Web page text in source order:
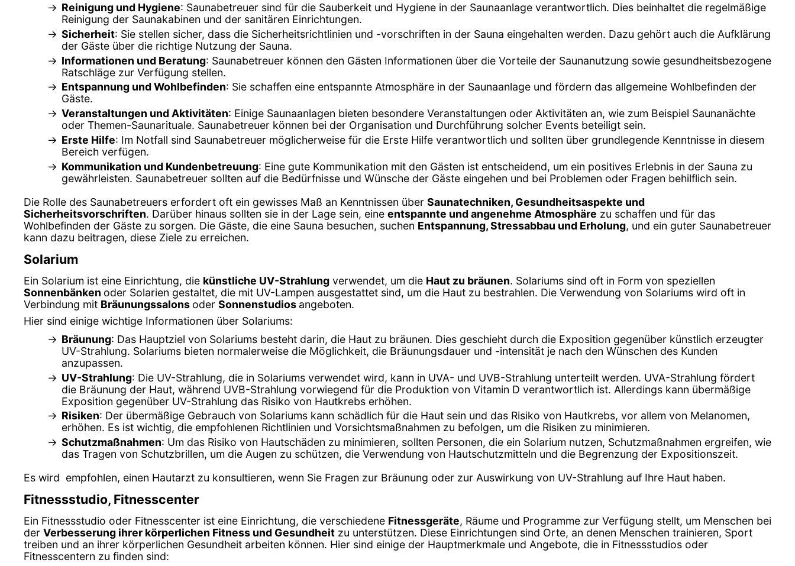
Reinigung und Hygiene: Saunabetreuer sind für die Sauberkeit und Hygiene in der Saunaanlage verantwortlich. Dies beinhaltet die regelmäßige
Reinigung der Saunakabinen und der sanitären Einrichtungen.
Sicherheit: Sie stellen sicher, dass die Sicherheitsrichtlinien und -vorschriften in der Sauna eingehalten werden. Dazu gehört auch die Aufklärung
der Gäste über die richtige Nutzung der Sauna.
Informationen und Beratung: Saunabetreuer können den Gästen Informationen über die Vorteile der Saunanutzung sowie gesundheitsbezogene
Ratschläge zur Verfügung stellen.
Entspannung und Wohlbefinden: Sie schaffen eine entspannte Atmosphäre in der Saunaanlage und fördern das allgemeine Wohlbefinden der
Gäste.
Veranstaltungen und Aktivitäten: Einige Saunaanlagen bieten besondere Veranstaltungen oder Aktivitäten an, wie zum Beispiel Saunanächte
oder Themen-Saunarituale. Saunabetreuer können bei der Organisation und Durchführung solcher Events beteiligt sein.
Erste Hilfe: Im Notfall sind Saunabetreuer möglicherweise für die Erste Hilfe verantwortlich und sollten über grundlegende Kenntnisse in diesem
Bereich verfügen.
Kommunikation und Kundenbetreuung: Eine gute Kommunikation mit den Gästen ist entscheidend, um ein positives Erlebnis in der Sauna zu
gewährleisten. Saunabetreuer sollten auf die Bedürfnisse und Wünsche der Gäste eingehen und bei Problemen oder Fragen behilflich sein.
Die Rolle des Saunabetreuers erfordert oft ein gewisses Maß an Kenntnissen über Saunatechniken, Gesundheitsaspekte und
Sicherheitsvorschriften. Darüber hinaus sollten sie in der Lage sein, eine entspannte und angenehme Atmosphäre zu schaffen und für das
Wohlbefinden der Gäste zu sorgen. Die Gäste, die eine Sauna besuchen, suchen Entspannung, Stressabbau und Erholung, und ein guter Saunabetreuer
kann dazu beitragen, diese Ziele zu erreichen.
Solarium
Ein Solarium ist eine Einrichtung, die künstliche UV-Strahlung verwendet, um die Haut zu bräunen. Solariums sind oft in Form von speziellen
Sonnenbänken oder Solarien gestaltet, die mit UV-Lampen ausgestattet sind, um die Haut zu bestrahlen. Die Verwendung von Solariums wird oft in
Verbindung mit Bräunungssalons oder Sonnenstudios angeboten.
Hier sind einige wichtige Informationen über Solariums:
Bräunung: Das Hauptziel von Solariums besteht darin, die Haut zu bräunen. Dies geschieht durch die Exposition gegenüber künstlich erzeugter
UV-Strahlung. Solariums bieten normalerweise die Möglichkeit, die Bräunungsdauer und -intensität je nach den Wünschen des Kunden
anzupassen.
UV-Strahlung: Die UV-Strahlung, die in Solariums verwendet wird, kann in UVA- und UVB-Strahlung unterteilt werden. UVA-Strahlung fördert
die Bräunung der Haut, während UVB-Strahlung vorwiegend für die Produktion von Vitamin D verantwortlich ist. Allerdings kann übermäßige
Exposition gegenüber UV-Strahlung das Risiko von Hautkrebs erhöhen.
Risiken: Der übermäßige Gebrauch von Solariums kann schädlich für die Haut sein und das Risiko von Hautkrebs, vor allem von Melanomen,
erhöhen. Es ist wichtig, die empfohlenen Richtlinien und Vorsichtsmaßnahmen zu befolgen, um die Risiken zu minimieren.
Schutzmaßnahmen: Um das Risiko von Hautschäden zu minimieren, sollten Personen, die ein Solarium nutzen, Schutzmaßnahmen ergreifen, wie
das Tragen von Schutzbrillen, um die Augen zu schützen, die Verwendung von Hautschutzmitteln und die Begrenzung der Expositionszeit.
Es wird empfohlen, einen Hautarzt zu konsultieren, wenn Sie Fragen zur Bräunung oder zur Auswirkung von UV-Strahlung auf Ihre Haut haben.
Fitnessstudio, Fitnesscenter
Ein Fitnessstudio oder Fitnesscenter ist eine Einrichtung, die verschiedene Fitnessgeräte, Räume und Programme zur Verfügung stellt, um Menschen bei
der Verbesserung ihrer körperlichen Fitness und Gesundheit zu unterstützen. Diese Einrichtungen sind Orte, an denen Menschen trainieren, Sport
treiben und an ihrer körperlichen Gesundheit arbeiten können. Hier sind einige der Hauptmerkmale und Angebote, die in Fitnessstudios oder
Fitnesscentern zu finden sind: